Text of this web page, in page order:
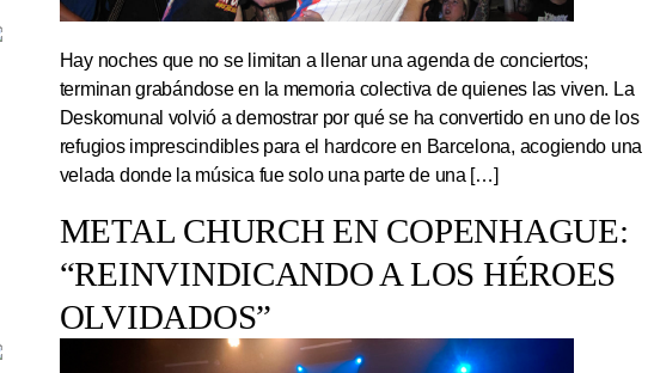
Hay noches que no se limitan a llenar una agenda de conciertos;
terminan grabándose en la memoria colectiva de quienes las viven. La
Deskomunal volvió a demostrar por qué se ha convertido en uno de los
refugios imprescindibles para el hardcore en Barcelona, acogiendo una
velada donde la música fue solo una parte de una […]
METAL CHURCH EN COPENHAGUE:
“REINVINDICANDO A LOS HÉROES
OLVIDADOS”